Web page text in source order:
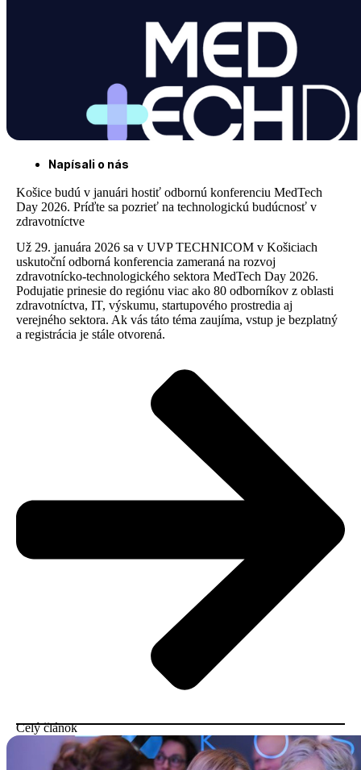
Napísali o nás
Košice budú v januári hostiť odbornú konferenciu MedTech
Day 2026. Príďte sa pozrieť na technologickú budúcnosť v
zdravotníctve
Už 29. januára 2026 sa v UVP TECHNICOM v Košiciach
uskutoční odborná konferencia zameraná na rozvoj
zdravotnícko-technologického sektora MedTech Day 2026.
Podujatie prinesie do regiónu viac ako 80 odborníkov z oblasti
zdravotníctva, IT, výskumu, startupového prostredia aj
verejného sektora. Ak vás táto téma zaujíma, vstup je bezplatný
a registrácia je stále otvorená.
Celý článok